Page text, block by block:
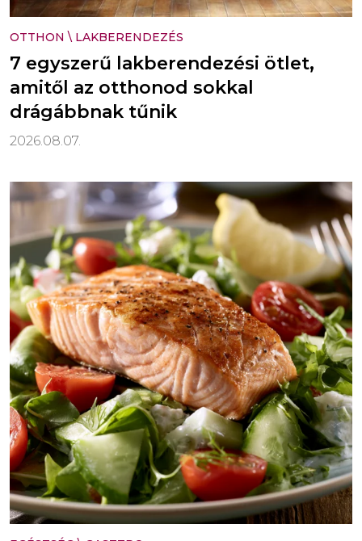
OTTHON \ LAKBERENDEZÉS
7 egyszerű lakberendezési ötlet,
amitől az otthonod sokkal
drágábbnak tűnik
2026.08.07.